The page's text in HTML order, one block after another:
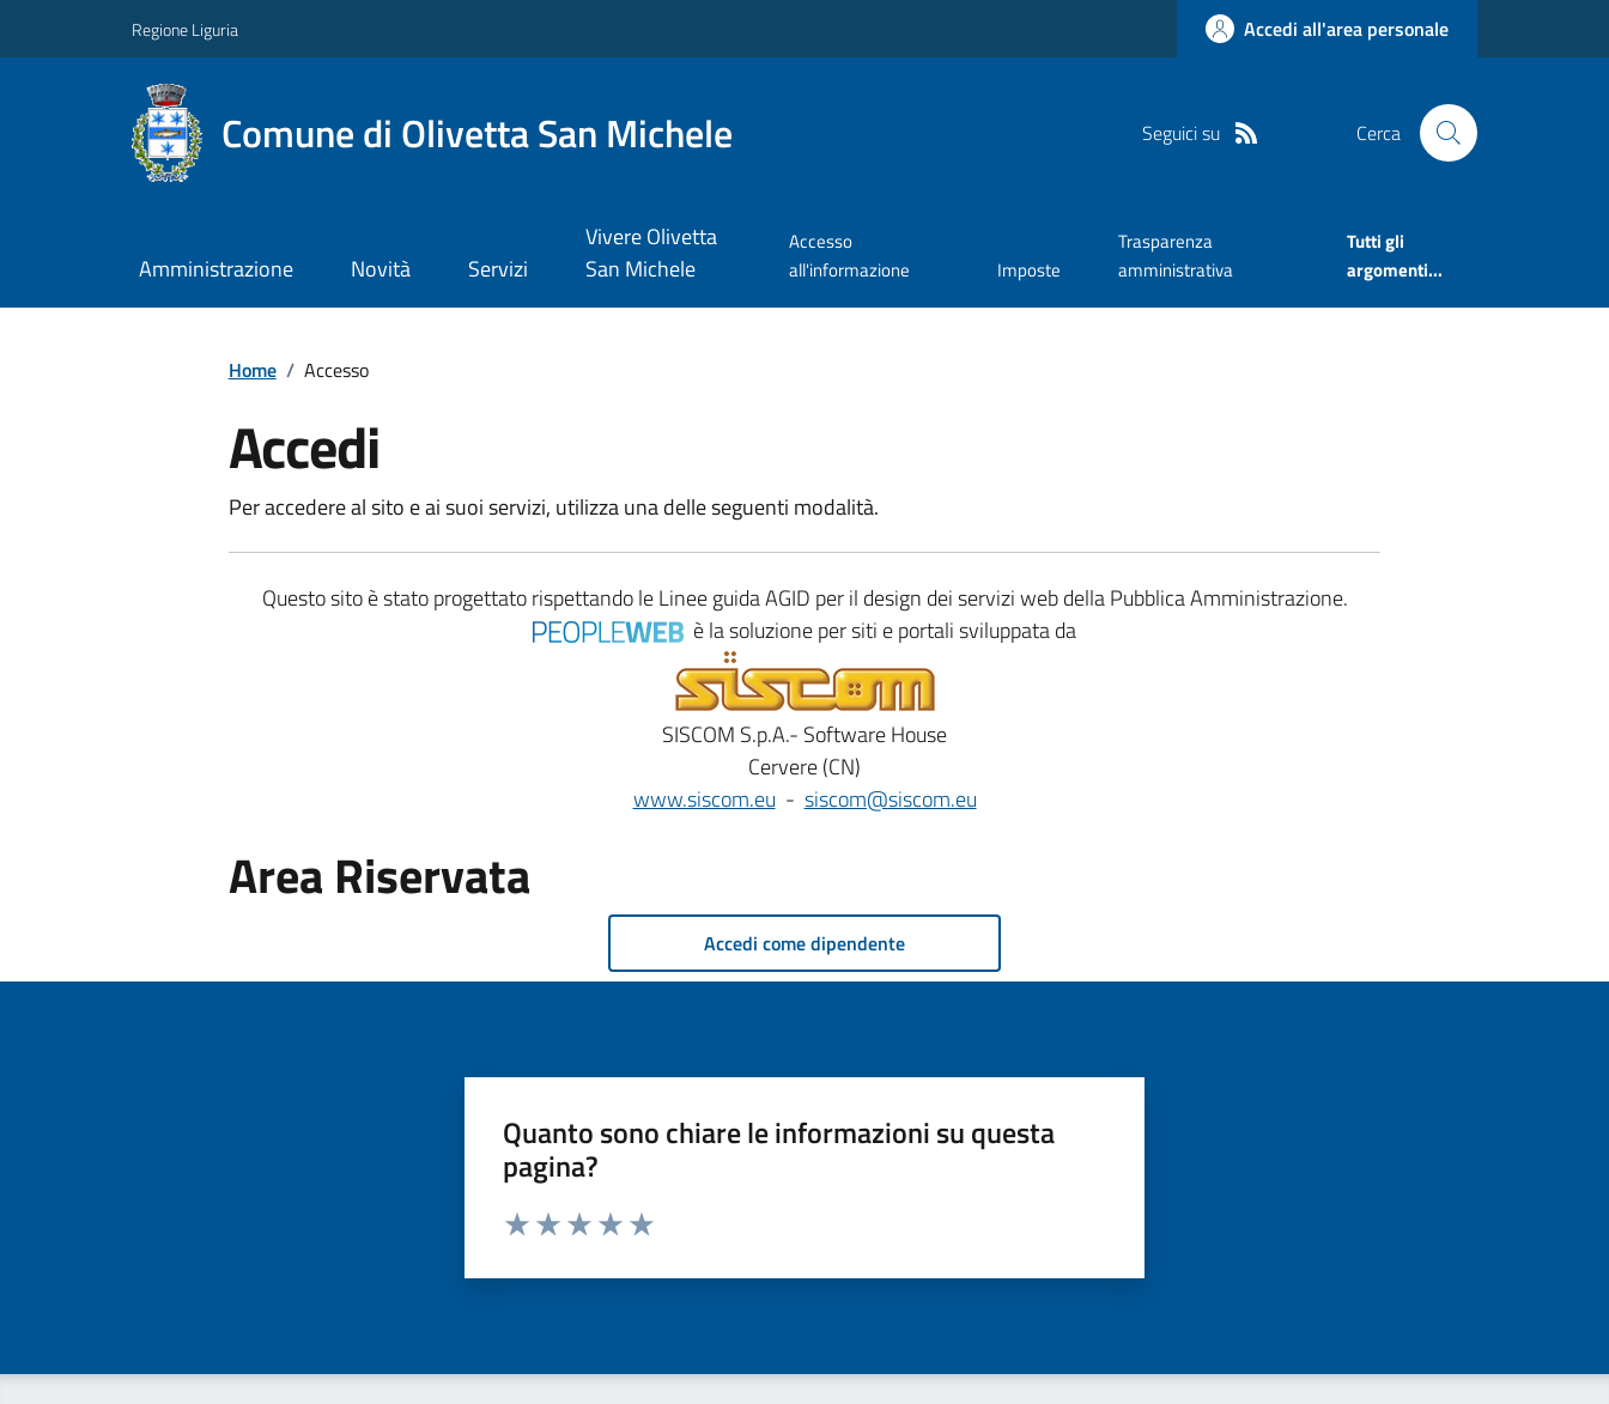
Regione Liguria Accedi all'area personale
Comune di Olivetta San Michele Seguici su Cerca
Amministrazione Novità Servizi
Vivere Olivetta
San Michele
Accesso
all'informazione
Imposte
Trasparenza
amministrativa
Tutti gli
argomenti...
Home / Accesso
Accedi
Per accedere al sito e ai suoi servizi, utilizza una delle seguenti modalità.
Questo sito è stato progettato rispettando leLinee guida AGID per il design dei servizi web della Pubblica Amministrazione.
è la soluzione per siti e portali sviluppata da
SISCOM S.p.A.- Software House
Cervere (CN)
www.siscom.eu- siscom@siscom.eu
Area Riservata
Accedi come dipendente
Quanto sono chiare le informazioni su questa
pagina?
Valuta da 1 a 5 stelle la pagina